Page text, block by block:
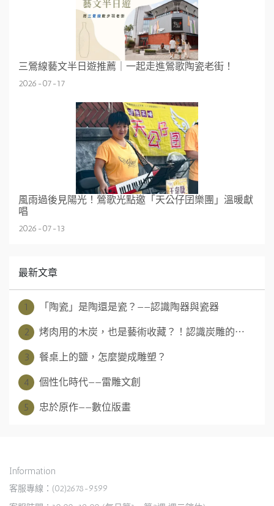
三鶯線藝文半日遊推薦｜一起走進鶯歌陶瓷老街！
2026-07-17
風雨過後見陽光！鶯歌光點邀「天公仔囝樂團」溫暖獻
唱
2026-07-13
最新文章
1 「陶瓷」是陶還是瓷？——認識陶器與瓷器
2 烤肉用的木炭，也是藝術收藏？！認識炭雕的⋯
3 餐桌上的鹽，怎麼變成雕塑？
4 個性化時代——雷雕文創
5 忠於原作——數位版畫
Information
客服專線：(02)2678-9599